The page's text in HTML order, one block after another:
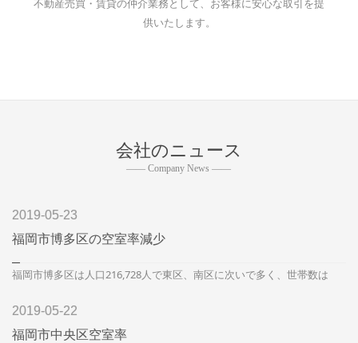
不動産売買・賃貸の仲介業務として、お客様に安心な取引を提
供いたします。
会社のニュース
—— Company News ——
2019-05-23
福岡市博多区の空室率減少
福岡市博多区は人口216,728人で東区、南区に次いで多く、世帯数は
線...
2019-05-22
福岡市中央区空室率